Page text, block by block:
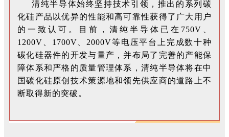
清纯半导体始终坚持技术引领，推出的系列碳
化硅产品以优异的性能和高可靠性获得了广大用户
的一致认可。目前，清纯半导体已在750V、
1200V、1700V、2000V等电压平台上完成数十种
碳化硅器件的开发与量产，并布局了完善的产能保
障体系和严格的质量管理体系，清纯半导体将在中
国碳化硅原创 技术策源地和领先供应商的道路上不
断取得新的突破。